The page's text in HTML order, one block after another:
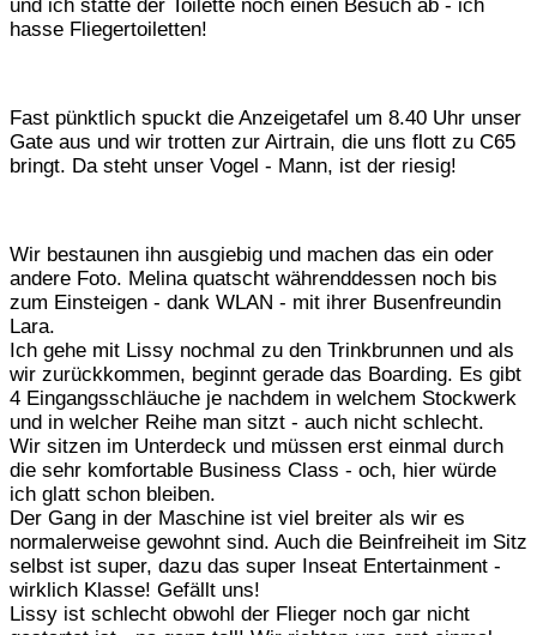
und ich statte der Toilette noch einen Besuch ab - ich
hasse Fliegertoiletten!
Fast pünktlich spuckt die Anzeigetafel um 8.40 Uhr unser
Gate aus und wir trotten zur Airtrain, die uns flott zu C65
bringt. Da steht unser Vogel - Mann, ist der riesig!
Wir bestaunen ihn ausgiebig und machen das ein oder
andere Foto. Melina quatscht währenddessen noch bis
zum Einsteigen - dank WLAN - mit ihrer Busenfreundin
Lara.
Ich gehe mit Lissy nochmal zu den Trinkbrunnen und als
wir zurückkommen, beginnt gerade das Boarding. Es gibt
4 Eingangsschläuche je nachdem in welchem Stockwerk
und in welcher Reihe man sitzt - auch nicht schlecht.
Wir sitzen im Unterdeck und müssen erst einmal durch
die sehr komfortable Business Class - och, hier würde
ich glatt schon bleiben.
Der Gang in der Maschine ist viel breiter als wir es
normalerweise gewohnt sind. Auch die Beinfreiheit im Sitz
selbst ist super, dazu das super Inseat Entertainment -
wirklich Klasse! Gefällt uns!
Lissy ist schlecht obwohl der Flieger noch gar nicht